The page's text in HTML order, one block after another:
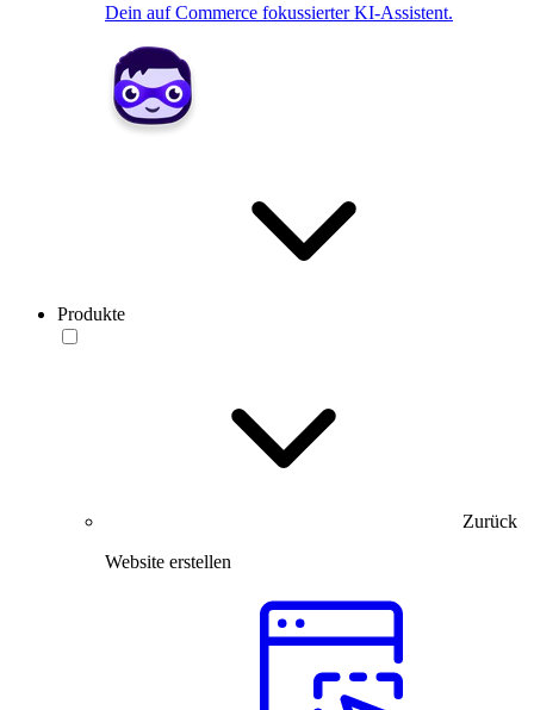
Dein auf Commerce fokussierter KI-Assistent.
Produkte
Zurück
Website erstellen